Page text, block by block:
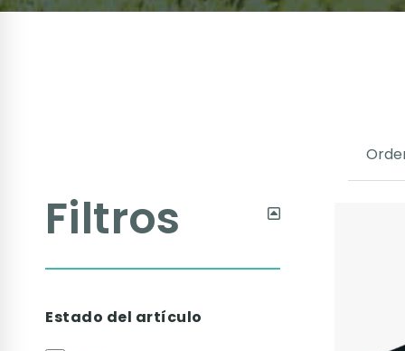
Filtros
Estado del artículo